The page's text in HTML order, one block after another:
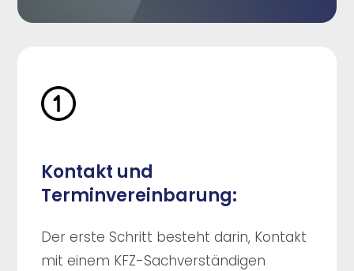
Kontakt und
Terminvereinbarung:
Der erste Schritt besteht darin, Kontakt
mit einem KFZ-Sachverständigen